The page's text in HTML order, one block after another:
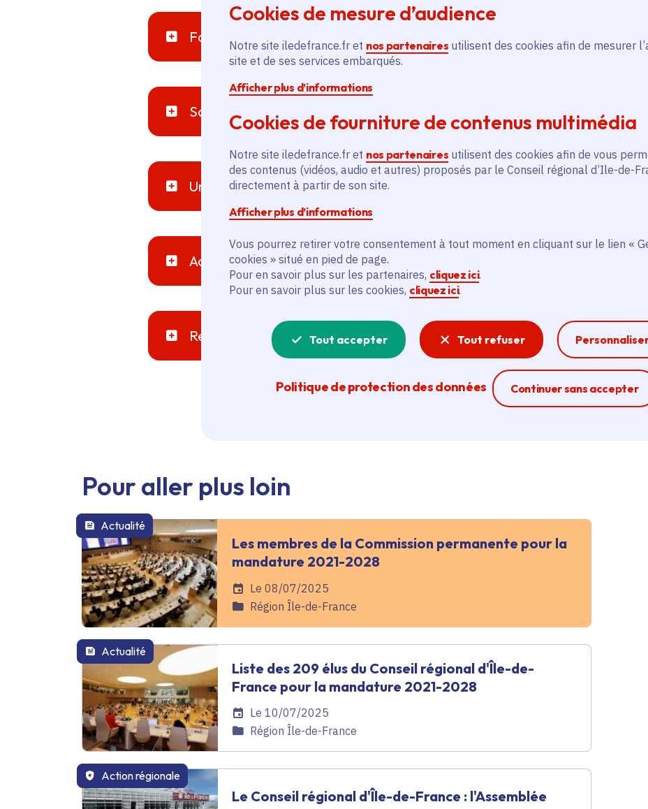
Cookies de mesure d’audience
Notre site iledefrance.fr et nos partenaires utilisent des cookies afin de mesurer
site et de ses services embarqués.
Afficher plus d’informations
Cookies de fourniture de contenus multimédia
Notre site iledefrance.fr et nos partenaires utilisent des cookies afin de vous
des contenus (vidéos, audio et autres) proposés par le Conseil régional d’Ile-de-
directement à partir de son site.
Afficher plus d’informations
Vous pourrez retirer votre consentement à tout moment en cliquant sur le lien «
cookies » situé en pied de page.
Pour en savoir plus sur les partenaires, cliquez ici.
Pour en savoir plus sur les cookies, cliquez ici.
Tout accepter Tout refuser
Politique de protection des données Continuer sans accepter
Ferme la modale
Favoriser la réussite des jeunes
Soutenir les communes et les départements
Une Région solidaire
Accompagner la transition écologique
Renforcer l'emploi et l'innovation
Pour aller plus loin
Actualité
Les membres de la Commission permanente pour la
mandature 2021-2028
Date de l'arrêté
Le 08/07/2025
Catégorie
Région Île-de-France
Actualité
Liste des 209 élus du Conseil régional d'Île-de-
France pour la mandature 2021-2028
Date de l'arrêté
Le 10/07/2025
Catégorie
Région Île-de-France
Action régionale
Le Conseil régional d'Île-de-France : l'Assemblée